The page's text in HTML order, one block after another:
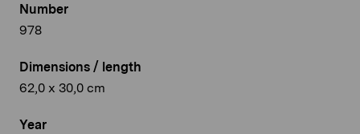
Number
978
Dimensions / length
62,0 x 30,0 cm
Year